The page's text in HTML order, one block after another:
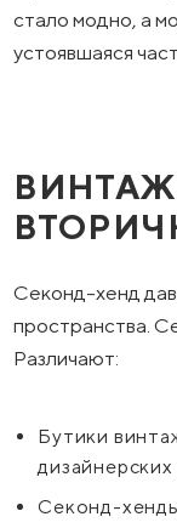
стало модно, а
устоявшаяся
Секонд-хенд
пространства.
Различают:
Бутики
Секонд-